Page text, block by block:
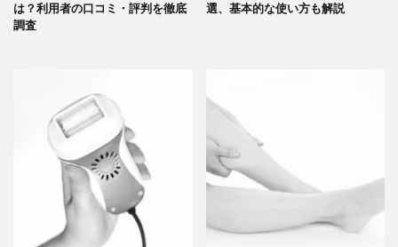
は？利用者の口コミ・評判を徹底
調査
選、基本的な使い方も解説